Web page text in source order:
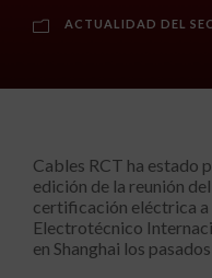
ACTUALIDAD DEL
Cables RCT ha estado
edición de la reunión
certificación eléctrica a
Electrotécnico
en Shanghai los